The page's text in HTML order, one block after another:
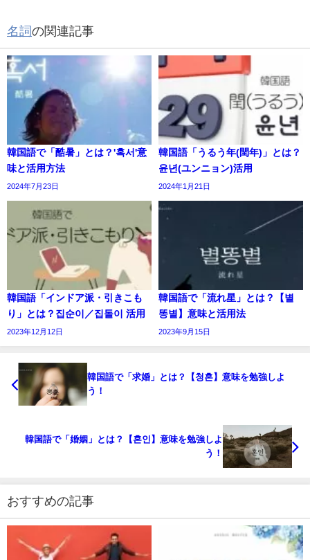
名詞の関連記事
韓国語で「酷暑」とは？'혹서'意
味と活用方法
2024年7月23日
韓国語「うるう年(閏年)」とは？
윤년(ユンニョン)活用
2024年1月21日
韓国語「インドア派・引きこも
り」とは？집순이／집돌이 活用
2023年12月12日
韓国語で「流れ星」とは？【별
똥별】意味と活用法
2023年9月15日
韓国語で「求婚」とは？【청혼】意味を勉強しよ
う！
韓国語で「婚姻」とは？【혼인】意味を勉強しよ
う！
おすすめの記事